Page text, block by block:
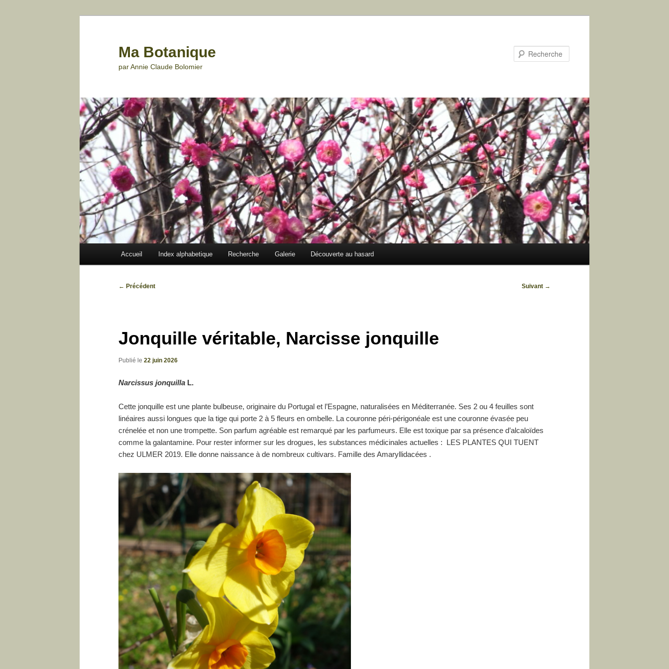
Ma Botanique
par Annie Claude Bolomier
Accueil Index alphabetique Recherche Galerie Découverte au hasard
Navigation
← Précédent Suivant →
Jonquille véritable, Narcisse jonquille
Publié le 22 juin 2026
Narcissus jonquilla L.
Cette jonquille est une plante bulbeuse, originaire du Portugal et l’Espagne, naturalisées en Méditerranée. Ses 2 ou 4 feuilles sont
linéaires aussi longues que la tige qui porte 2 à 5 fleurs en ombelle. La couronne péri-périgonéale est une couronne évasée peu
crénelée et non une trompette. Son parfum agréable est remarqué par les parfumeurs. Elle est toxique par sa présence d’alcaloïdes
comme la galantamine. Pour rester informer sur les drogues, les substances médicinales actuelles : LES PLANTES QUI TUENT
chez ULMER 2019. Elle donne naissance à de nombreux cultivars. Famille des Amaryllidacées .